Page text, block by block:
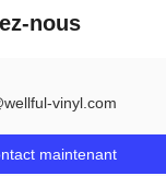
nous
vinyl.com
maintenant